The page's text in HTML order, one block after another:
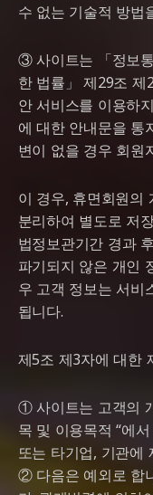
수 없는 기술적 방법
③ 사이트는 「정보
한 법률」 제29조 제
안 서비스를 이용하
에 대한 안내문을 통
변이 없을 경우 회원
이 경우, 휴면회원의
분리하여 별도로 저
법정보관기간 경과
파기되지 않은 개인
우 고객 정보는 서비
됩니다.
제5조 제3자에 대한
① 사이트는 고객의
목 및 이용목적 “에
또는 타기업, 기관에
② 다음은 예외로 합